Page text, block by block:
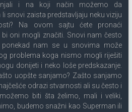
i na koji način možemo da
snovi zaista predstavljaju neku viziju
Na ovom sajtu ćete pronaći
oni mogli značiti. Snovi nam često
ponekad nam se u snovima može
problema koga nismo mogli riješiti
donijeti i neko loše predskazanje.
uopšte sanjamo? Zašto sanjamo
odrazi stvarnosti ali su često i
biti šta želimo, mali i veliki,
budemo snažni kao Superman ili